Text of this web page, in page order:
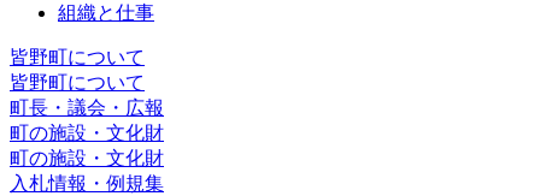
組織と仕事
皆野町について
皆野町について
町長・議会・広報
町の施設・文化財
町の施設・文化財
入札情報・例規集